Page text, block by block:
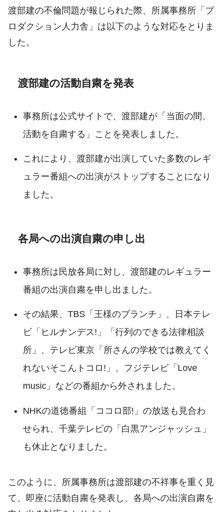
渡部建の不倫問題が報じられた際、所属事務所「プ
ロダクション人力舎」は以下のような対応をとりま
した。
渡部建の活動自粛を発表
事務所は公式サイトで、渡部建が「当面の間、
活動を自粛する」ことを発表しました。
これにより、渡部建が出演していた多数のレギ
ュラー番組への出演がストップすることになり
ました。
各局への出演自粛の申し出
事務所は民放各局に対し、渡部建のレギュラー
番組の出演自粛を申し出ました。
その結果、TBS「王様のブランチ」、日本テレ
ビ「ヒルナンデス!」「行列のできる法律相談
所」、テレビ東京「所さんの学校では教えてく
れないそこんトコロ!」、フジテレビ「Love
music」などの番組から外されました。
NHKの道徳番組「ココロ部!」の放送も見合わ
せられ、千葉テレビの「白黒アンジャッシュ」
も休止となりました。
このように、所属事務所は渡部建の不祥事を重く見
て、即座に活動自粛を発表し、各局への出演自粛を